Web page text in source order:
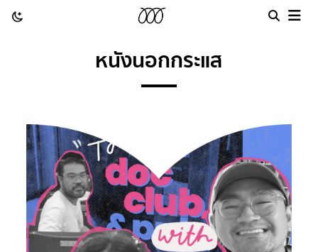
หนังนอกกระแส